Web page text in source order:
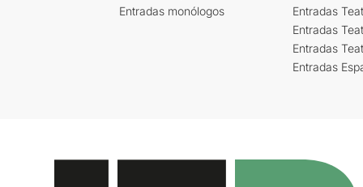
Entradas monólogos
Entradas
Entradas
Entradas
Entradas